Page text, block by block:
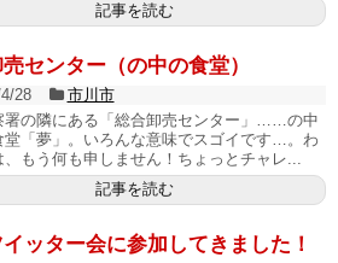
記事を読む
センター（の中の食堂）
28
市川市
署の隣にある「総合卸売センター」……の中
堂「夢」。いろんな意味でスゴイです…。わ
、もう何も申しません！ちょっとチャレ...
記事を読む
ッター会に参加してきました！